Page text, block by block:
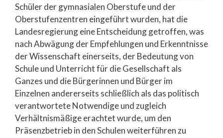
Schüler der gymnasialen Oberstufe und der
Oberstufenzentren eingeführt wurden, hat die
Landesregierung eine Entscheidung getroffen, was
nach Abwägung der Empfehlungen und Erkenntnisse
der Wissenschaft einerseits, der Bedeutung von
Schule und Unterricht für die Gesellschaft als
Ganzes und die Bürgerinnen und Bürger im
Einzelnen andererseits schließlich als das politisch
verantwortete Notwendige und zugleich
Verhältnismäßige erachtet wurde, um den
Präsenzbetrieb in den Schulen weiterführen zu